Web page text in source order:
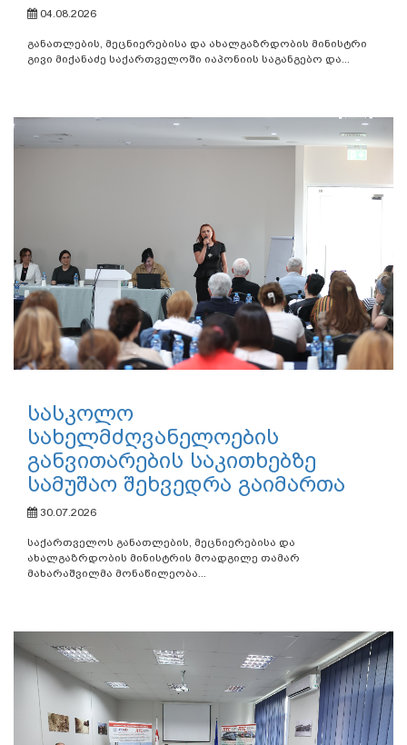
04.08.2026
განათლების, მეცნიერებისა და ახალგაზრდობის მინისტრი
გივი მიქანაძე საქართველოში იაპონიის საგანგებო და...
სასკოლო
სახელმძღვანელოების
განვითარების საკითხებზე
სამუშაო შეხვედრა გაიმართა
30.07.2026
საქართველოს განათლების, მეცნიერებისა და
ახალგაზრდობის მინისტრის მოადგილე თამარ
მახარაშვილმა მონაწილეობა...